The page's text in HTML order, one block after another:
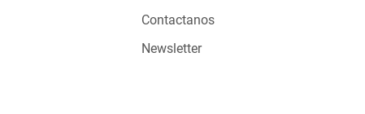
Contactanos
Newsletter